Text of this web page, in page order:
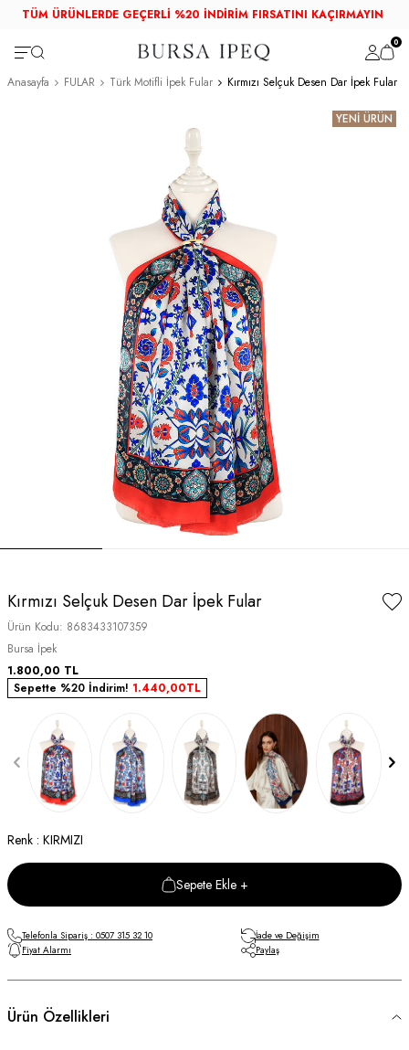
TÜM ÜRÜNLERDE GEÇERLİ %20 İNDİRİM FIRSATINI KAÇIRMAYIN
0
Anasayfa FULAR Türk Motifli İpek Fular Kırmızı Selçuk Desen Dar İpek Fular
YENİ ÜRÜN
Kırmızı Selçuk Desen Dar İpek Fular
Ürün Kodu: 8683433107359
Bursa İpek
1.800,00 TL
Sepette %20 İndirim! 1.440,00TL
Renk : KIRMIZI
Sepete Ekle +
Telefonla Sipariş : 0507 315 32 10
İade ve Değişim
Fiyat Alarmı
Paylaş
Ürün Özellikleri